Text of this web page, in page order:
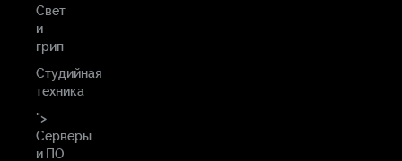
Свет
и
грип
Студийная
техника
">
Серверы
и ПО